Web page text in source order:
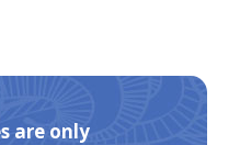
are only